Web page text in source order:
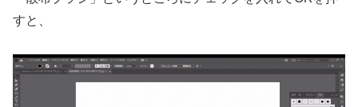
すと、